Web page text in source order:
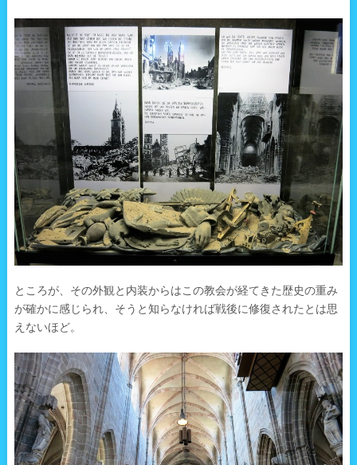
ところが、その外観と内装からはこの教会が経てきた歴史の重み
が確かに感じられ、そうと知らなければ戦後に修復されたとは思
えないほど。